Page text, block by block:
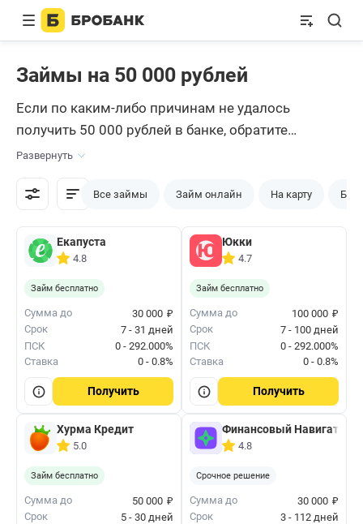
Займы на 50 000 рублей
Если по каким-либо причинам не удалось
получить 50 000 рублей в банке, обратите
внимание на микрофинансовые организации. На
этой странице собраны все актуальные
предложения рынка, где можно получить заём на
Развернуть
Все займы Займ онлайн На карту Без
Екапуста
4.8
Займ бесплатно
Сумма до 30 000 ₽
Срок
7 - 31 дней
ПСК
0 - 292.000%
Ставка
0 - 0.8%
Получить
Юкки
4.7
Займ бесплатно
Сумма до 100 000 ₽
Срок
7 - 100 дней
ПСК
0 - 292.000%
Ставка
0 - 0.8%
Получить
Хурма Кредит
5.0
Займ бесплатно
Сумма до 50 000 ₽
Срок
5 - 30 дней
Финансовый Навигатор
4.8
Срочное решение
Сумма до 30 000 ₽
Срок
3 - 112 дней